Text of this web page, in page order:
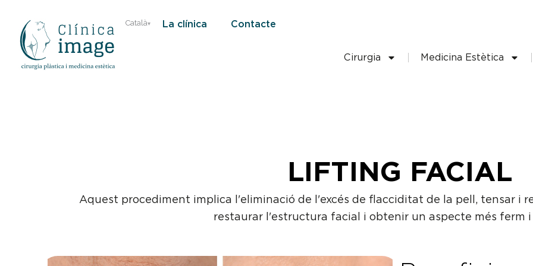
contingut
Català La clínica Contacte
Cirurgia Medicina Estètica
LIFTING FACIAL
Aquest procediment implica l'eliminació de l'excés de flacciditat de la pell, tensar i
restaurar l'estructura facial i obtenir un aspecte més ferm i